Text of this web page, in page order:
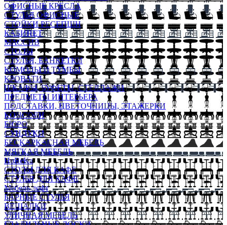
ОФИСНЫЕ КРЕСЛА
СТУЛЬЯ ОФИСНЫЕ
СТОЙКИ РЕСЕПШН
КАБИНЕТ
МАССИВ
СТОЛЫ
СТУЛЬЯ, БАНКЕТКИ
КОМОДЫ И ТУМБЫ
КРОВАТИ
ШКАФЫ, БУФЕТЫ, СТЕЛЛАЖИ
ПРЕДМЕТЫ ИНТЕРЬЕРА
ПОДСТАВКИ, ЦВЕТОЧНИЦЫ, ЭТАЖЕРКИ
КОНСОЛИ
БЮРО
СУНДУКИ
БЕСКАРКАСНАЯ МЕБЕЛЬ
МЯГКАЯ МЕБЕЛЬ
HoReKa
СТОЛЫ ДЛЯ КАФЕ
СТУЛЬЯ ДЛЯ КАФЕ
Мебель лофт
БАРНЫЕ СТУЛЬЯ
ВЕШАЛКИ
УЛИЧНАЯ МЕБЕЛЬ